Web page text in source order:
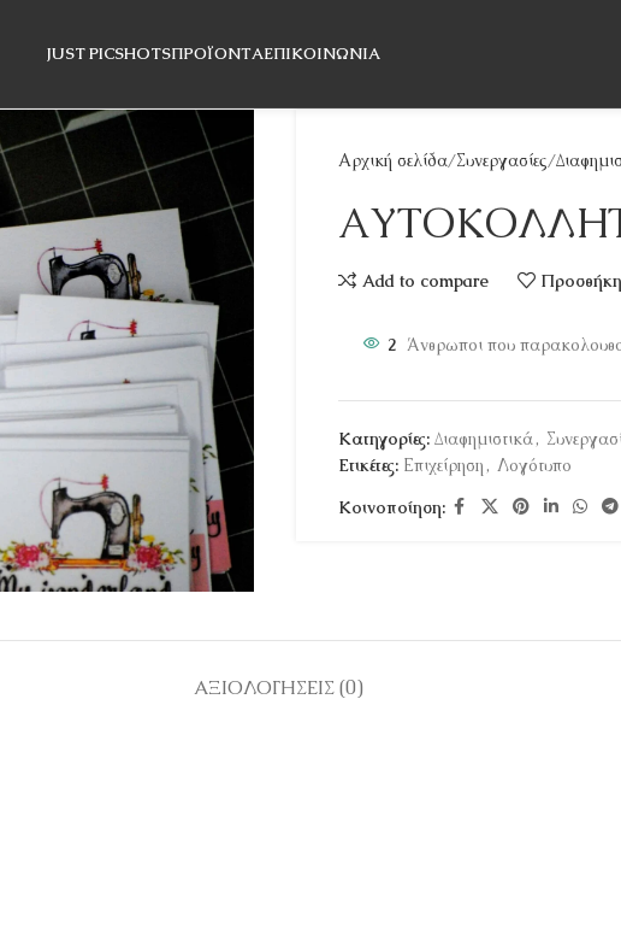
JUST PICSHOTSΠΡΟΪΌΝΤΑΕΠΙΚΟΙΝΩΝΊΑ
Αρχική σελίδα Συνεργασίες
Add to compare Προσθήκη
2 Άνθρωποι που
Κατηγορίες: Διαφημιστικά,
Ετικέτες: Επιχείρηση , Λογότυπο
Κοινοποίηση:
ΑΞΙΟΛΟΓΉΣΕΙΣ (0)